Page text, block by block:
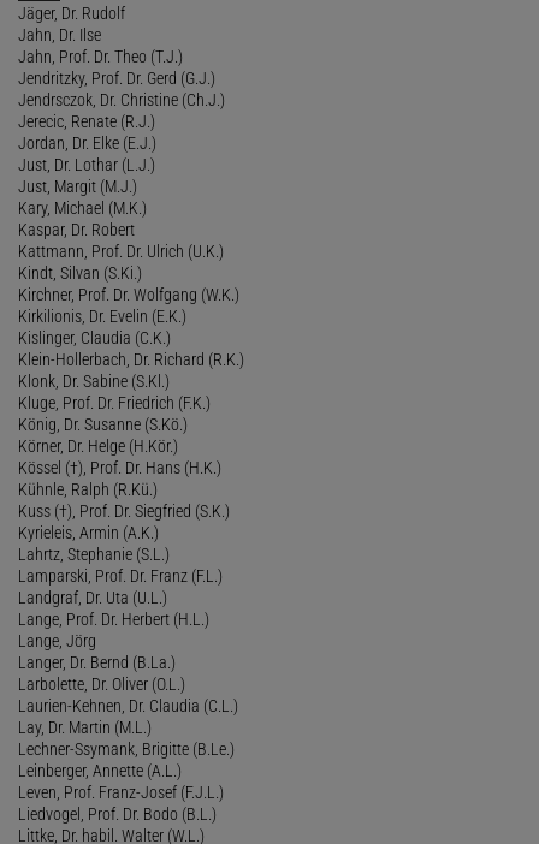
Jäger, Dr. Rudolf
Jahn, Dr. Ilse
Jahn, Prof. Dr. Theo (T.J.)
Jendritzky, Prof. Dr. Gerd (G.J.)
Jendrsczok, Dr. Christine (Ch.J.)
Jerecic, Renate (R.J.)
Jordan, Dr. Elke (E.J.)
Just, Dr. Lothar (L.J.)
Just, Margit (M.J.)
Kary, Michael (M.K.)
Kaspar, Dr. Robert
Kattmann, Prof. Dr. Ulrich (U.K.)
Kindt, Silvan (S.Ki.)
Kirchner, Prof. Dr. Wolfgang (W.K.)
Kirkilionis, Dr. Evelin (E.K.)
Kislinger, Claudia (C.K.)
Klein-Hollerbach, Dr. Richard (R.K.)
Klonk, Dr. Sabine (S.Kl.)
Kluge, Prof. Dr. Friedrich (F.K.)
König, Dr. Susanne (S.Kö.)
Körner, Dr. Helge (H.Kör.)
Kössel (†), Prof. Dr. Hans (H.K.)
Kühnle, Ralph (R.Kü.)
Kuss (†), Prof. Dr. Siegfried (S.K.)
Kyrieleis, Armin (A.K.)
Lahrtz, Stephanie (S.L.)
Lamparski, Prof. Dr. Franz (F.L.)
Landgraf, Dr. Uta (U.L.)
Lange, Prof. Dr. Herbert (H.L.)
Lange, Jörg
Langer, Dr. Bernd (B.La.)
Larbolette, Dr. Oliver (O.L.)
Laurien-Kehnen, Dr. Claudia (C.L.)
Lay, Dr. Martin (M.L.)
Lechner-Ssymank, Brigitte (B.Le.)
Leinberger, Annette (A.L.)
Leven, Prof. Franz-Josef (F.J.L.)
Liedvogel, Prof. Dr. Bodo (B.L.)
Littke, Dr. habil. Walter (W.L.)